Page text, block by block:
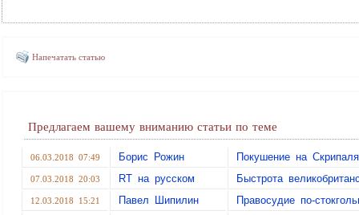
Напечатать статью
Предлагаем вашему вниманию статьи по теме
06.03.2018 07:49 Борис Рожин Покушение на Скрипаля
07.03.2018 20:03 RT на русском Быстрота
12.03.2018 15:21 Павел Шипилин Правосудие по-